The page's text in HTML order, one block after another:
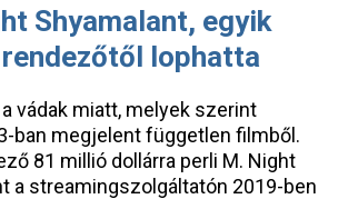
Shyamalant, egyik
lophatta
vádak miatt, melyek szerint
ban megjelent független filmből.
81 millió dollárra perli M. Night
a streamingszolgáltatón 2019-ben